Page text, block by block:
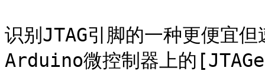
识别JTAG引脚的一种更便宜
Arduino微控制器上的